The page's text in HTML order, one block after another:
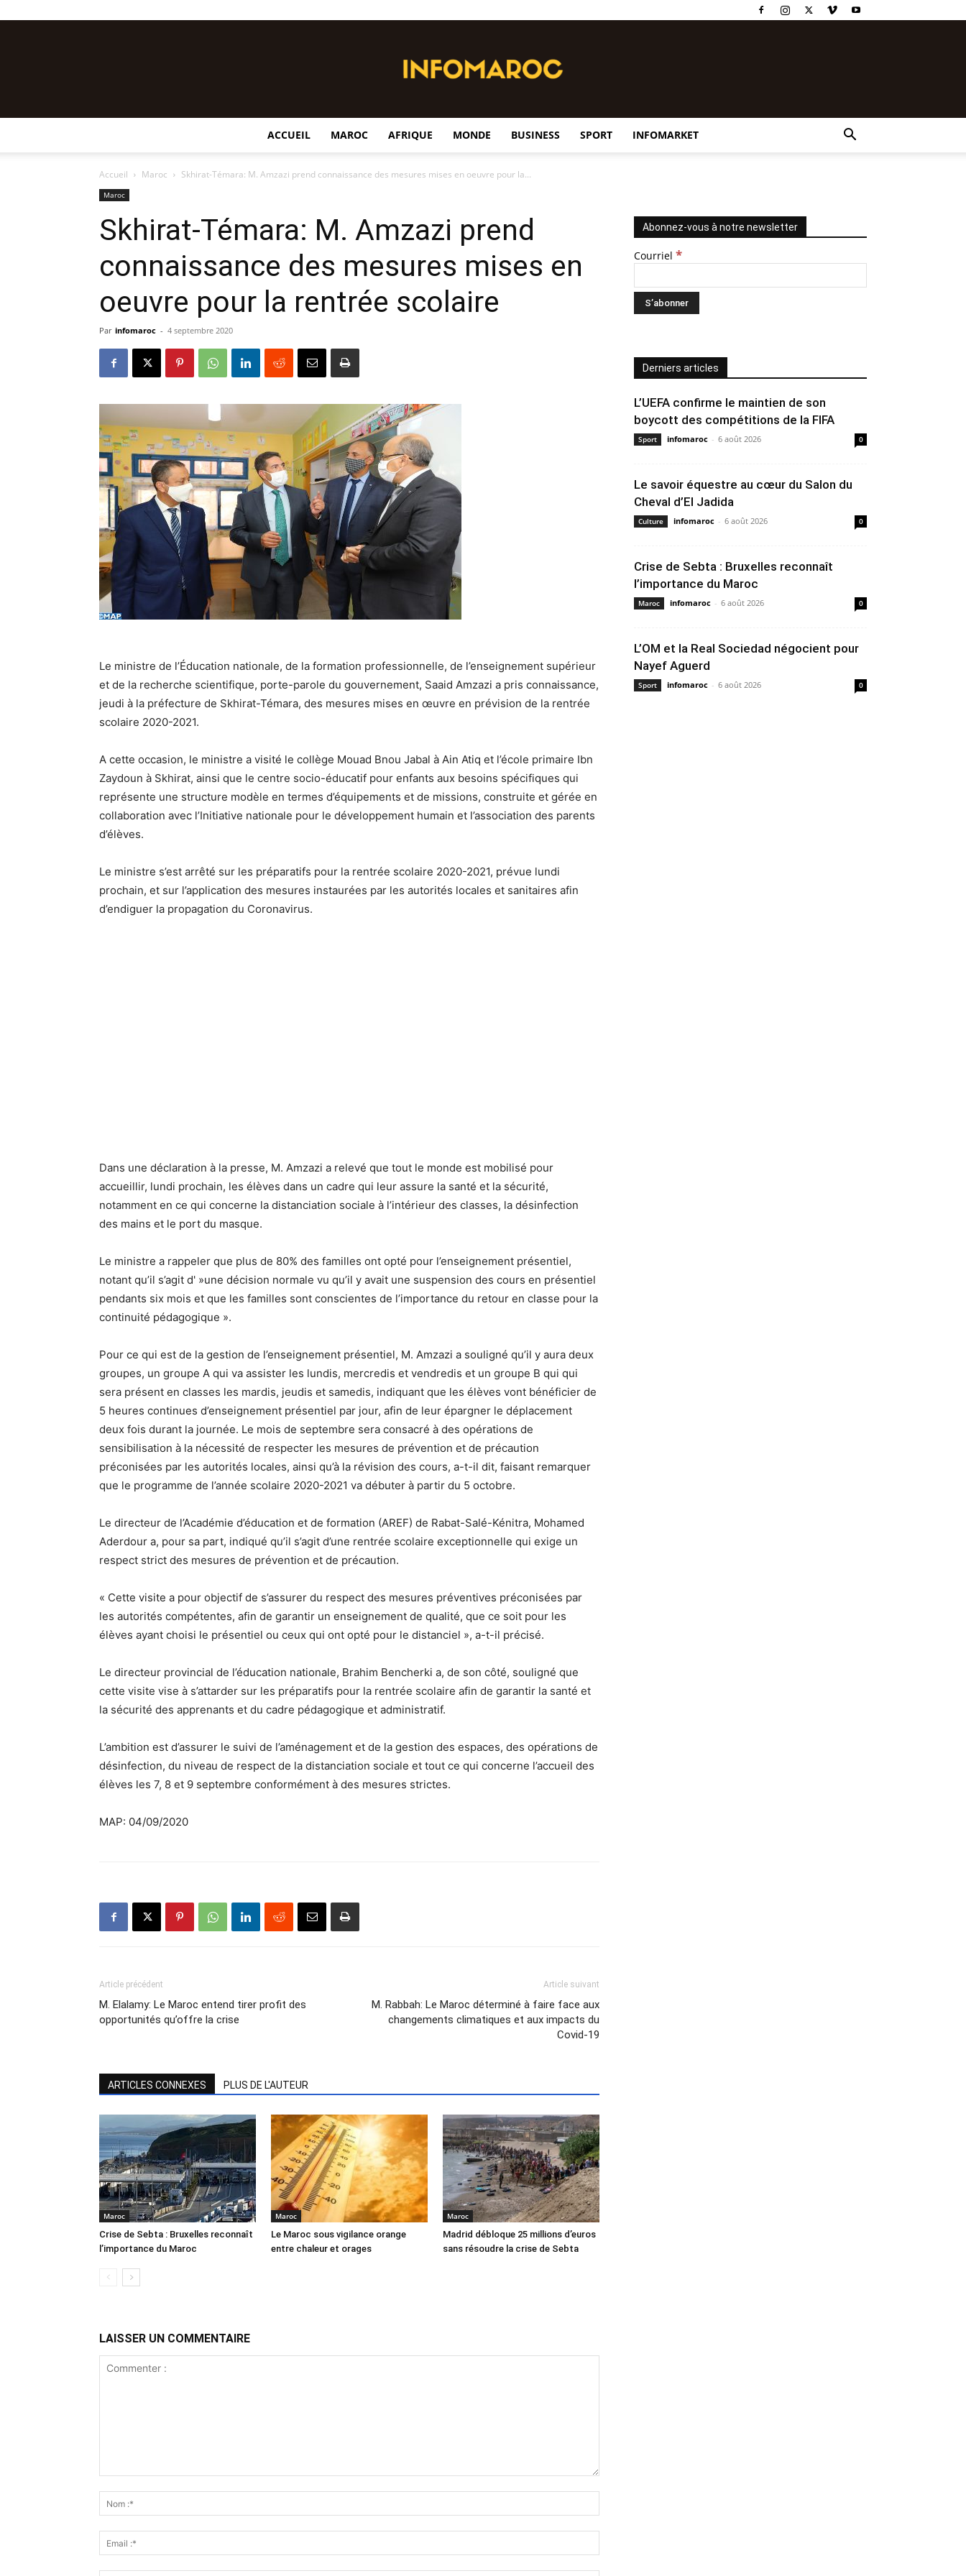
ACCUEIL MAROC AFRIQUE MONDE BUSINESS SPORT INFOMARKET
Accueil Maroc Skhirat-Témara: M. Amzazi prend connaissance des mesures mises en oeuvre pour la...
Maroc
Skhirat-Témara: M. Amzazi prend
connaissance des mesures mises en
oeuvre pour la rentrée scolaire
Par infomaroc - 4 septembre 2020
Le ministre de l’Éducation nationale, de la formation professionnelle, de l’enseignement supérieur
et de la recherche scientifique, porte-parole du gouvernement, Saaid Amzazi a pris connaissance,
jeudi à la préfecture de Skhirat-Témara, des mesures mises en œuvre en prévision de la rentrée
scolaire 2020-2021.
A cette occasion, le ministre a visité le collège Mouad Bnou Jabal à Ain Atiq et l’école primaire Ibn
Zaydoun à Skhirat, ainsi que le centre socio-éducatif pour enfants aux besoins spécifiques qui
représente une structure modèle en termes d’équipements et de missions, construite et gérée en
collaboration avec l’Initiative nationale pour le développement humain et l’association des parents
d’élèves.
Le ministre s’est arrêté sur les préparatifs pour la rentrée scolaire 2020-2021, prévue lundi
prochain, et sur l’application des mesures instaurées par les autorités locales et sanitaires afin
d’endiguer la propagation du Coronavirus.
Dans une déclaration à la presse, M. Amzazi a relevé que tout le monde est mobilisé pour
accueillir, lundi prochain, les élèves dans un cadre qui leur assure la santé et la sécurité,
notamment en ce qui concerne la distanciation sociale à l’intérieur des classes, la désinfection
des mains et le port du masque.
Le ministre a rappeler que plus de 80% des familles ont opté pour l’enseignement présentiel,
notant qu’il s’agit d' »une décision normale vu qu’il y avait une suspension des cours en présentiel
pendants six mois et que les familles sont conscientes de l’importance du retour en classe pour la
continuité pédagogique ».
Pour ce qui est de la gestion de l’enseignement présentiel, M. Amzazi a souligné qu’il y aura deux
groupes, un groupe A qui va assister les lundis, mercredis et vendredis et un groupe B qui qui
sera présent en classes les mardis, jeudis et samedis, indiquant que les élèves vont bénéficier de
5 heures continues d’enseignement présentiel par jour, afin de leur épargner le déplacement
deux fois durant la journée. Le mois de septembre sera consacré à des opérations de
sensibilisation à la nécessité de respecter les mesures de prévention et de précaution
préconisées par les autorités locales, ainsi qu’à la révision des cours, a-t-il dit, faisant remarquer
que le programme de l’année scolaire 2020-2021 va débuter à partir du 5 octobre.
Le directeur de l’Académie d’éducation et de formation (AREF) de Rabat-Salé-Kénitra, Mohamed
Aderdour a, pour sa part, indiqué qu’il s’agit d’une rentrée scolaire exceptionnelle qui exige un
respect strict des mesures de prévention et de précaution.
« Cette visite a pour objectif de s’assurer du respect des mesures préventives préconisées par
les autorités compétentes, afin de garantir un enseignement de qualité, que ce soit pour les
élèves ayant choisi le présentiel ou ceux qui ont opté pour le distanciel », a-t-il précisé.
Le directeur provincial de l’éducation nationale, Brahim Bencherki a, de son côté, souligné que
cette visite vise à s’attarder sur les préparatifs pour la rentrée scolaire afin de garantir la santé et
la sécurité des apprenants et du cadre pédagogique et administratif.
L’ambition est d’assurer le suivi de l’aménagement et de la gestion des espaces, des opérations de
désinfection, du niveau de respect de la distanciation sociale et tout ce qui concerne l’accueil des
élèves les 7, 8 et 9 septembre conformément à des mesures strictes.
MAP: 04/09/2020
Article précédent
M. Elalamy: Le Maroc entend tirer profit des
opportunités qu’offre la crise
Article suivant
M. Rabbah: Le Maroc déterminé à faire face aux
changements climatiques et aux impacts du
Covid-19
ARTICLES CONNEXES PLUS DE L'AUTEUR
Maroc
Crise de Sebta : Bruxelles reconnaît
l’importance du Maroc
Maroc
Le Maroc sous vigilance orange
entre chaleur et orages
Maroc
Madrid débloque 25 millions d’euros
sans résoudre la crise de Sebta
LAISSER UN COMMENTAIRE
Abonnez-vous à notre newsletter
Courriel *
Derniers articles
L’UEFA confirme le maintien de son
boycott des compétitions de la FIFA
Sport infomaroc - 6 août 2026 0
Le savoir équestre au cœur du Salon du
Cheval d’El Jadida
Culture infomaroc - 6 août 2026 0
Crise de Sebta : Bruxelles reconnaît
l’importance du Maroc
Maroc infomaroc - 6 août 2026 0
L’OM et la Real Sociedad négocient pour
Nayef Aguerd
Sport infomaroc - 6 août 2026 0